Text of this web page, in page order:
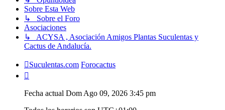
Sobre Esta Web
↳ Sobre el Foro
Asociaciones
↳ ACYSA , Asociación Amigos Plantas Suculentas y
Cactus de Andalucía.
Suculentas.com Forocactus
Fecha actual Dom Ago 09, 2026 3:45 pm